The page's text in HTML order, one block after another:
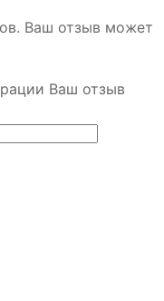
Ваш отзыв может
Ваш отзыв